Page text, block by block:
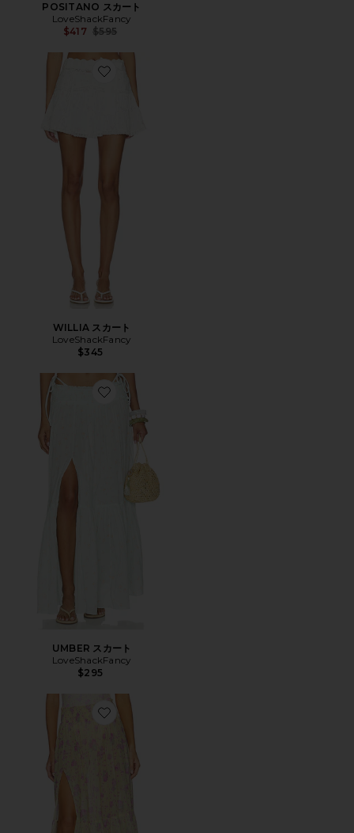
POSITANO スカート
LoveShackFancy
$417 Previous price:
$595
Favorite WILLIA スカート
WILLIA スカート
LoveShackFancy
$345
Favorite UMBER スカート
UMBER スカート
LoveShackFancy
$295
Favorite UMBER スカート